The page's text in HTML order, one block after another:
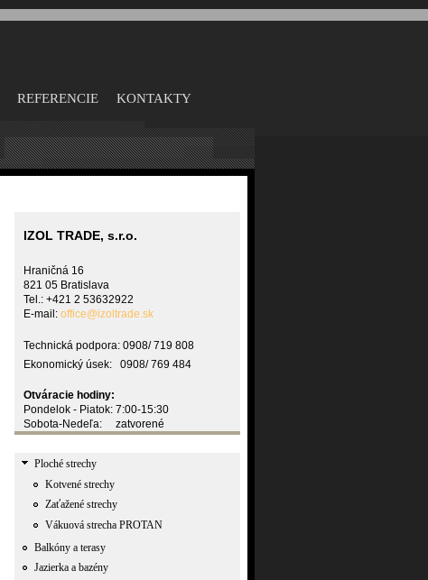
REFERENCIE KONTAKTY
IZOL TRADE, s.r.o.
Hraničná 16
821 05 Bratislava
Tel.: +421 2 53632922
E-mail: office@izoltrade.sk
Technická podpora: 0908/ 719 808
Ekonomický úsek: 0908/ 769 484
Otváracie hodiny:
Pondelok - Piatok: 7:00-15:30
Sobota-Nedeľa: zatvorené
Ploché strechy
Kotvené strechy
Zaťažené strechy
Vákuová strecha PROTAN
Balkóny a terasy
Jazierka a bazény